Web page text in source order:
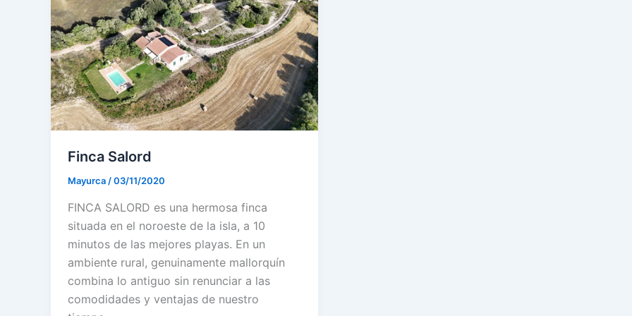
Finca Salord
Mayurca /03/11/2020
FINCA SALORD es una hermosa finca
situada en el noroeste de la isla, a 10
minutos de las mejores playas. En un
ambiente rural, genuinamente mallorquín
combina lo antiguo sin renunciar a las
comodidades y ventajas de nuestro